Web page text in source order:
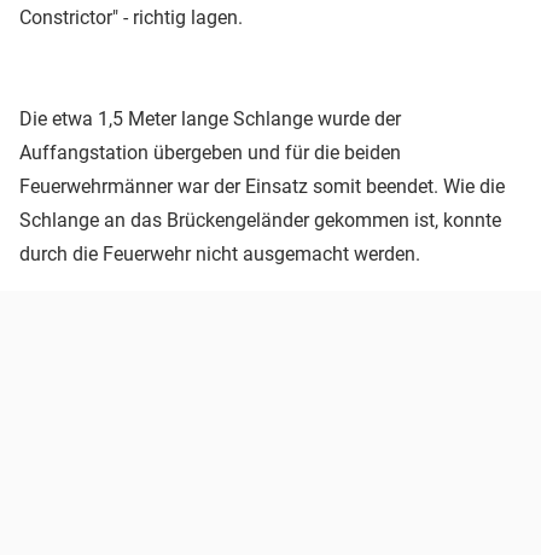
Constrictor" - richtig lagen.
Die etwa 1,5 Meter lange Schlange wurde der
Auffangstation übergeben und für die beiden
Feuerwehrmänner war der Einsatz somit beendet. Wie die
Schlange an das Brückengeländer gekommen ist, konnte
durch die Feuerwehr nicht ausgemacht werden.